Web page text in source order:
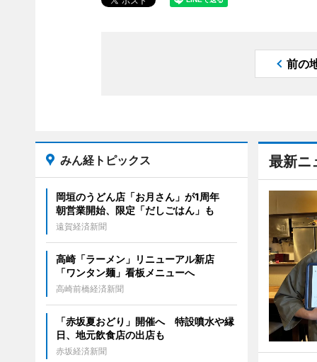
前の
最新ニ
みん経トピックス
岡垣のうどん店「お月さん」が1周年
朝営業開始、限定「だしごはん」も
遠賀経済新聞
高崎「ラーメン」リニューアル新店
「ワンタン麺」看板メニューへ
高崎前橋経済新聞
「赤坂夏おどり」開催へ 特設噴水や縁
日、地元飲食店の出店も
赤坂経済新聞